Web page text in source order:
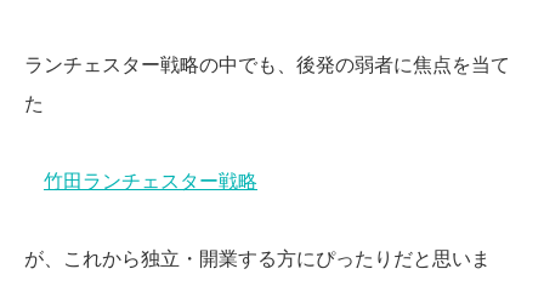
ランチェスター戦略の中でも、後発の弱者に焦点を当て
た
竹田ランチェスター戦略
が、これから独立・開業する方にぴったりだと思いま